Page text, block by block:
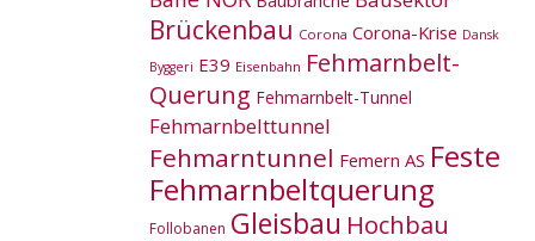
Brückenbau Corona Corona-Krise Dansk
Byggeri E39 Eisenbahn Fehmarnbelt-
Querung Fehmarnbelt-Tunnel
Fehmarnbelttunnel
Fehmarntunnel Femern AS Feste
Fehmarnbeltquerung
Follobanen Gleisbau Hochbau